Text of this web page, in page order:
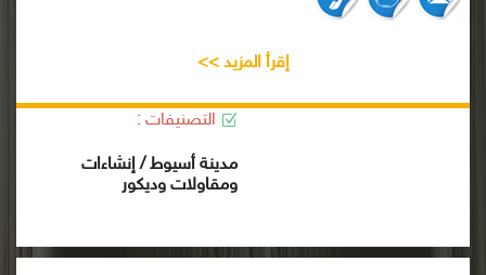
إقرأ المزيد >>
التصنيفات :
مدينة أسيوط / إنشاءات
ومقاولات وديكور